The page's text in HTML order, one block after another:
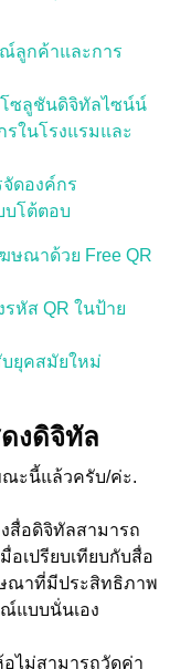
ลูกค้าและการ
โซลูชันดิจิทัลไซน์น์
ในโรงแรมและ
ดองค์กร
บโต้ตอบ
ษณาด้วย Free QR
หัส QR ในป้าย
ยุคสมัยใหม่
งดิจิทัล
ณะนี้แล้วครับ/ค่ะ.
สื่อดิจิทัลสามารถ
อเปรียบเทียบกับสื่อ
ณาที่มีประสิทธิภาพ
แบบนั่นเอง
ไม่สามารถวัดค่า